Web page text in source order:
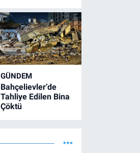
GÜNDEM
Bahçelievler’de
Tahliye Edilen Bina
Çöktü